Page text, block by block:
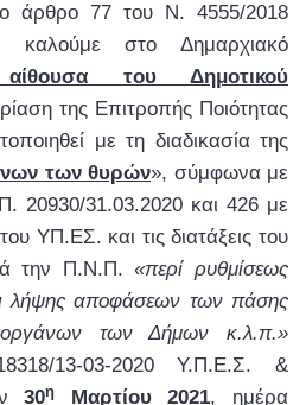
άρθρο 77 του Ν. 4555/2018
στο Δημαρχιακό
του Δημοτικού
της Επιτροπής Ποιότητας
με τη διαδικασία της
των θυρών», σύμφωνα με
20930/31.03.2020 και 426 με
ΥΠ.ΕΣ. και τις διατάξεις του
την Π.Ν.Π.«περί ρυθμίσεως
λήψης αποφάσεων των πάσης
των Δήμων κ.λ.π.»
13-03-2020 Υ.Π.Ε.Σ. &
30η Μαρτίου 2021, ημέρα